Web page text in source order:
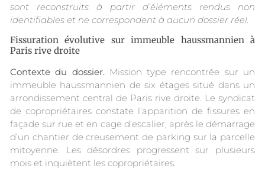
sont reconstruits à partir d’éléments rendus non
identifiables et ne correspondent à aucun dossier réel.
Fissuration évolutive sur immeuble haussmannien à
Paris rive droite
Contexte du dossier.Mission type rencontrée sur un
immeuble haussmannien de six étages situé dans un
arrondissement central de Paris rive droite. Le syndicat
de copropriétaires constate l’apparition de fissures en
façade sur rue et en cage d’escalier, après le démarrage
d’un chantier de creusement de parking sur la parcelle
mitoyenne. Les désordres progressent sur plusieurs
mois et inquiètent les copropriétaires.